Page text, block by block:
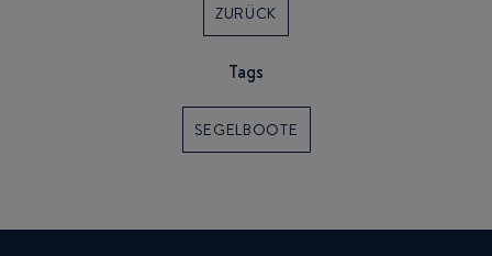
ZURÜCK
Tags
SEGELBOOTE